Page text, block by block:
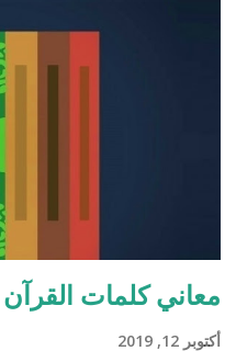
اثْنَيْنِ / الرعد : 3 حَتَّى
زَوْجَيْنِ اثْنَيْنِ /
معاني كلمات
أكتوبر 12, 2019